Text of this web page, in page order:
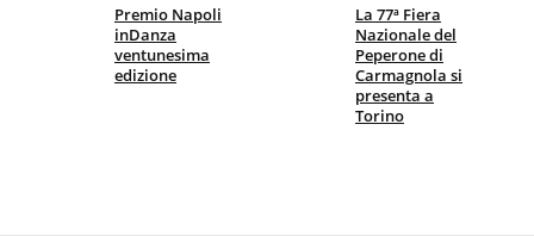
Premio Napoli
inDanza
ventunesima
edizione
La 77ª Fiera
Nazionale del
Peperone di
Carmagnola si
presenta a
Torino